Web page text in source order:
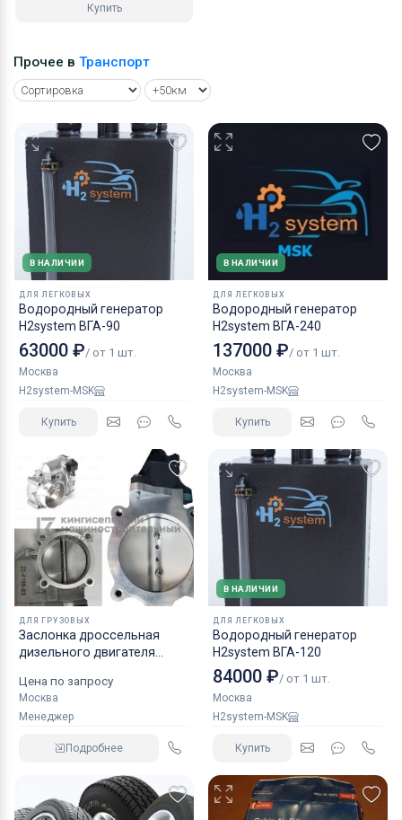
Купить
Прочее в Транспорт
В НАЛИЧИИ
ДЛЯ ЛЕГКОВЫХ
Водородный генератор
H2system ВГА-90
63000 ₽/ от 1 шт.
Москва
H2system-MSK
Купить
В НАЛИЧИИ
ДЛЯ ЛЕГКОВЫХ
Водородный генератор
H2system ВГА-240
137000 ₽/ от 1 шт.
Москва
H2system-MSK
Купить
ДЛЯ ГРУЗОВЫХ
Заслонка дроссельная
дизельного двигателя
Цена по запросу
Москва
Менеджер
Подробнее
В НАЛИЧИИ
ДЛЯ ЛЕГКОВЫХ
Водородный генератор
H2system ВГА-120
84000 ₽/ от 1 шт.
Москва
H2system-MSK
Купить